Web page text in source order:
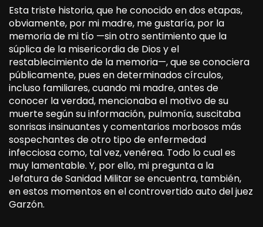
Esta triste historia, que he conocido en dos etapas,
obviamente, por mi madre, me gustaría, por la
memoria de mi tío —sin otro sentimiento que la
súplica de la misericordia de Dios y el
restablecimiento de la memoria—, que se conociera
públicamente, pues en determinados círculos,
incluso familiares, cuando mi madre, antes de
conocer la verdad, mencionaba el motivo de su
muerte según su información, pulmonía, suscitaba
sonrisas insinuantes y comentarios morbosos más
sospechantes de otro tipo de enfermedad
infecciosa como, tal vez, venérea. Todo lo cual es
muy lamentable. Y, por ello, mi pregunta a la
Jefatura de Sanidad Militar se encuentra, también,
en estos momentos en el controvertido auto del juez
Garzón.